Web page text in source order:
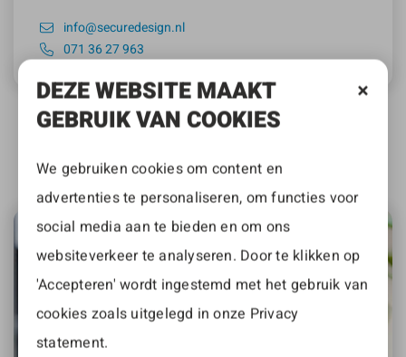
info@securedesign.nl
071 36 27 963
Tijs eet, leeft en ademt design. Hij maakt
passende ontwerpen voor zowel on- als
LEES VERDER
DEZE WEBSITE MAAKT
GEBRUIK VAN COOKIES
We gebruiken cookies om content en
advertenties te personaliseren, om functies voor
social media aan te bieden en om ons
websiteverkeer te analyseren. Door te klikken op
'Accepteren' wordt ingestemd met het gebruik van
cookies zoals uitgelegd in onze Privacy
statement.